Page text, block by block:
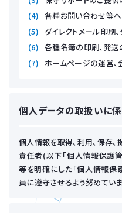
各種お問い合わせ等
ダイレクトメール印刷
各種名簿の印刷、発送
ホームページの運営
個人データの取扱いに
個人情報を取得、利用、保存、
責任者(以下「個人情報保護
等を明確にした「個人情報保
員に遵守させるよう努めていま